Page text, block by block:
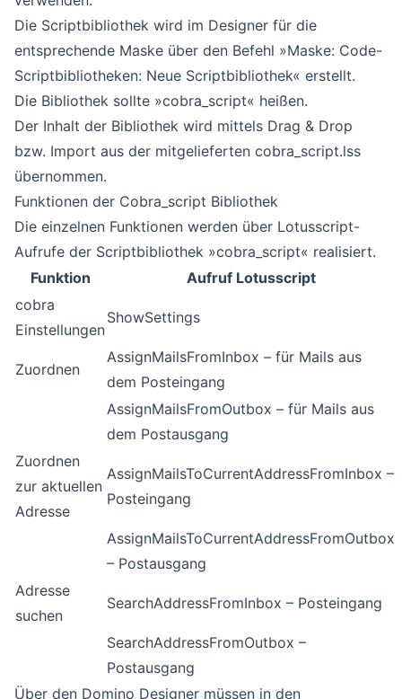
Die Scriptbibliothek wird im Designer für die
entsprechende Maske über den Befehl »Maske: Code-
Scriptbibliotheken: Neue Scriptbibliothek« erstellt.
Die Bibliothek sollte »cobra_script« heißen.
Der Inhalt der Bibliothek wird mittels Drag & Drop
bzw. Import aus der mitgelieferten cobra_script.lss
übernommen.
Funktionen der Cobra_script Bibliothek
Die einzelnen Funktionen werden über Lotusscript-
Aufrufe der Scriptbibliothek »cobra_script« realisiert.
Funktion
Aufruf Lotusscript
cobra
Einstellungen
ShowSettings
Zuordnen
AssignMailsFromInbox – für Mails aus
dem Posteingang
AssignMailsFromOutbox – für Mails aus
dem Postausgang
Zuordnen
zur aktuellen
Adresse
AssignMailsToCurrentAddressFromInbox –
Posteingang
AssignMailsToCurrentAddressFromOutbox
– Postausgang
Adresse
suchen
SearchAddressFromInbox – Posteingang
SearchAddressFromOutbox –
Postausgang
Über den Domino Designer müssen in den